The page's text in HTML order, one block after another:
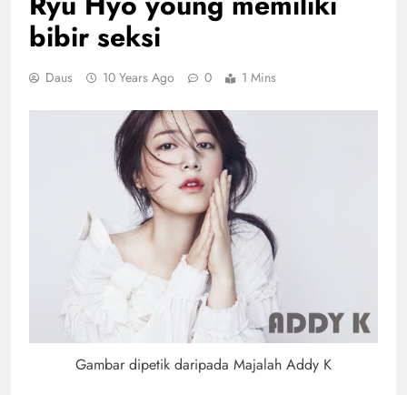
bibir seksi
Daus 10 Years Ago 0 1 Mins
Gambar dipetik daripada Majalah Addy K